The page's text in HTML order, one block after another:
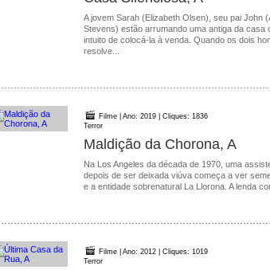
A jovem Sarah (Elizabeth Olsen), seu pai John
Stevens) estão arrumando uma antiga da casa
intuito de colocá-la à venda. Quando os dois
resolve...
Filme | Ano: 2019 | Cliques: 1836
Terror
Maldição da Chorona, A
Na Los Angeles da década de 1970, uma
depois de ser deixada viúva começa a ver
e a entidade sobrenatural La Llorona. A lenda
Filme | Ano: 2012 | Cliques: 1019
Terror